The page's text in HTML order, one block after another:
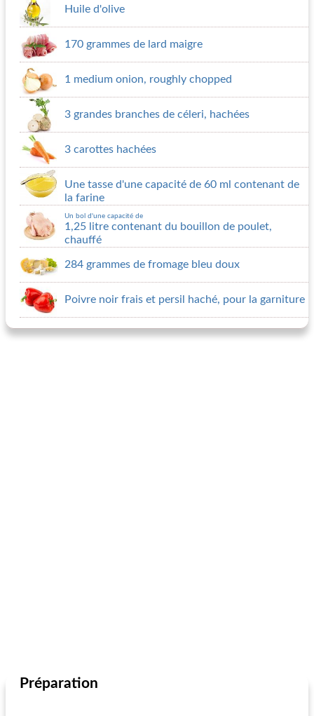
Huile d'olive
170 grammes de lard maigre
1 medium onion, roughly chopped
3 grandes branches de céleri, hachées
3 carottes hachées
Une tasse d'une capacité de 60 ml contenant de
la farine
Un bol d'une capacité de
1,25 litre contenant du bouillon de poulet,
chauffé
284 grammes de fromage bleu doux
Poivre noir frais et persil haché, pour la garniture
Préparation